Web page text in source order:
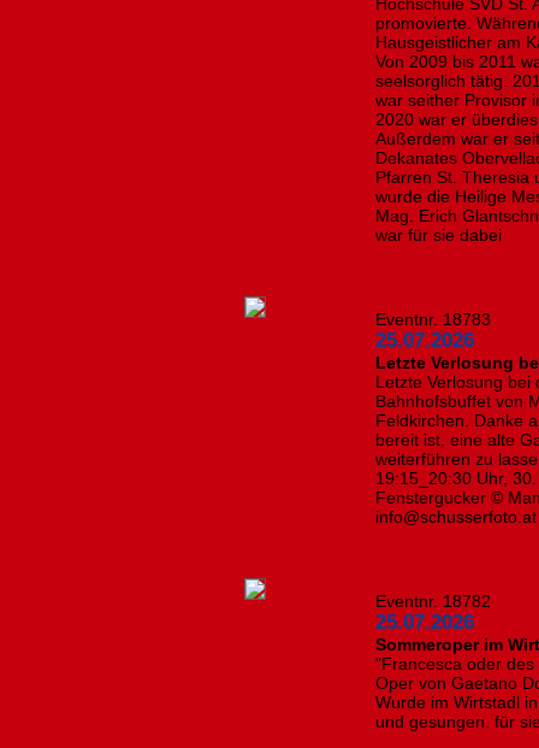
promovierte.
Hausgeistlicher am
Von 2009 bis 2011
seelsorglich tätig.
war seither Provisor
2020 war er
Außerdem war er
Dekanates
Pfarren St. Theresia
wurde die Heilige
Mag. Erich
war für sie dabei
Eventnr. 18783
25.07.2026
​Letzte Verlosung
Letzte Verlosung
Bahnhofsbuffet von
Feldkirchen. Danke
bereit ist, eine alte
weiterführen zu
19:15_20:30 Uhr,
Fenstergucker ©
Eventnr. 18782
25.07.2026
Sommeroper im
"Francesca oder
Oper von Gaetano
Wurde im Wirtstadl
und gesungen. für